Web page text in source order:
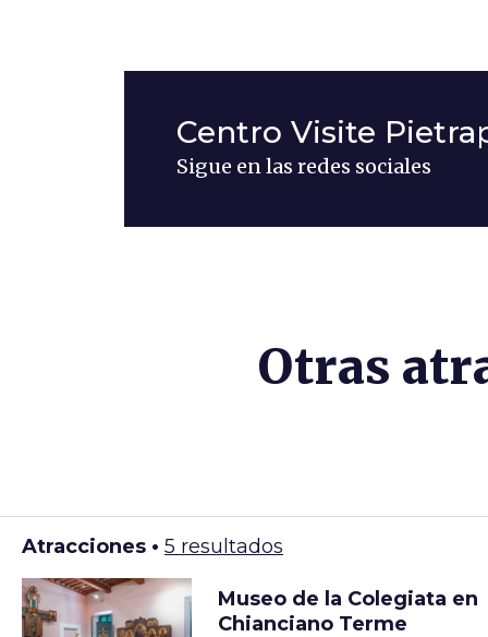
Centro Visite
Sigue en las redes sociales
Otras
Atracciones • 5 resultados
Museo de la Colegiata en
Chianciano Terme